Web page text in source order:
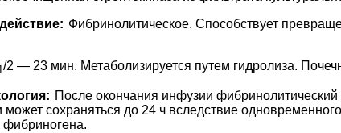
Фибринолитическое. Способствует
/2 — 23 мин. Метаболизируется путем гидролиза.
После окончания инфузии
сохраняться до 24 ч вследствие